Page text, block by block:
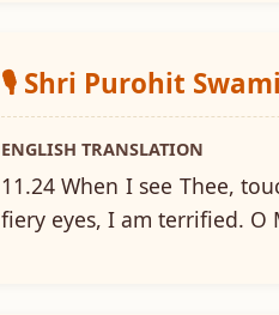
🎙️ Shri Purohit Swami
ENGLISH TRANSLATION
11.24 When I see Thee,
fiery eyes, I am terrified. O